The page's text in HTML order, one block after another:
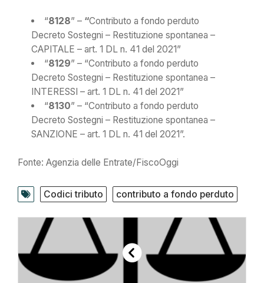
“8128” – “Contributo a fondo perduto
Decreto Sostegni – Restituzione spontanea –
CAPITALE – art. 1 DL n. 41 del 2021”
“8129” – “Contributo a fondo perduto
Decreto Sostegni – Restituzione spontanea –
INTERESSI – art. 1 DL n. 41 del 2021”
“8130” – “Contributo a fondo perduto
Decreto Sostegni – Restituzione spontanea –
SANZIONE – art. 1 DL n. 41 del 2021”.
Fonte: Agenzia delle Entrate/FiscoOggi
Codici tributo contributo a fondo perduto